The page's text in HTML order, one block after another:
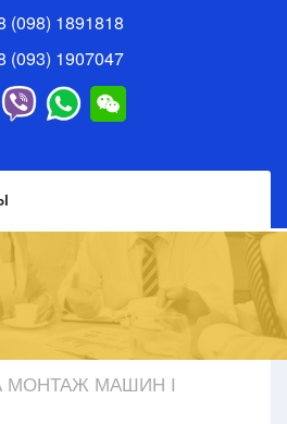
(098) 1891818
(093) 1907047
МОНТАЖ МАШИН І